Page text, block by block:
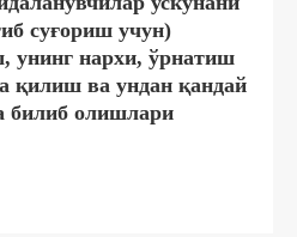
суғориш учун)
унинг нархи, ўрнатиш
қилиш ва ундан қандай
билиб олишлари